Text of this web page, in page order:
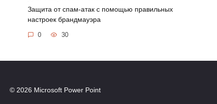
Защита от спам-атак с помощью правильных
настроек брандмауэра
0 30
© 2026 Microsoft Power Point